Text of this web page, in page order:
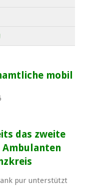
mobil
das zweite
Ambulanten
pur unterstützt